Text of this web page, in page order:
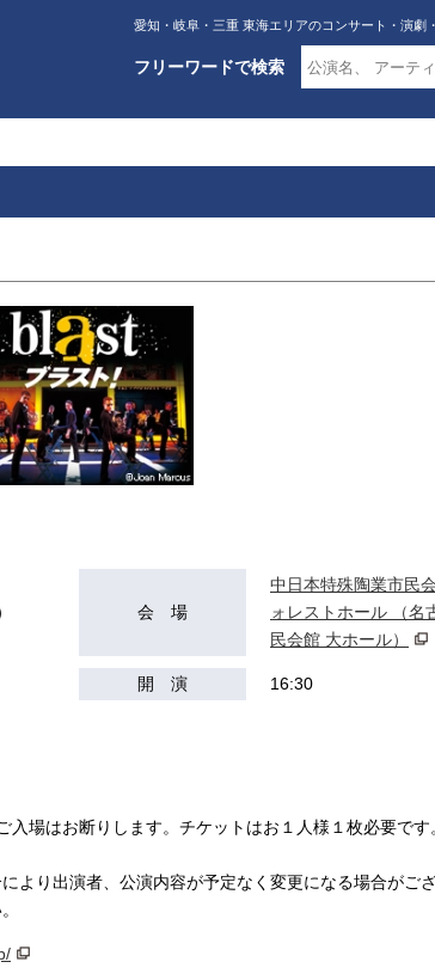
愛知・岐阜・三重 東海エリアのコンサート・演劇
フリーワードで検索
会 場
中日本特殊陶業市民
ォレストホール （名
民会館 大ホール）
開 演 16:30
入場はお断りします。チケットはお１人様１枚必要です
より出演者、公演内容が予定なく変更になる場合がご